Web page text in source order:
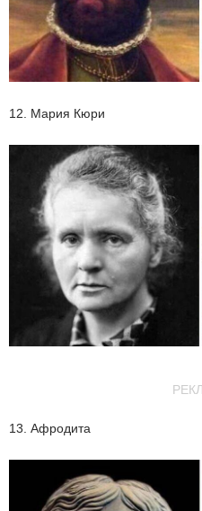
12. Мария Кюри
13. Афродита